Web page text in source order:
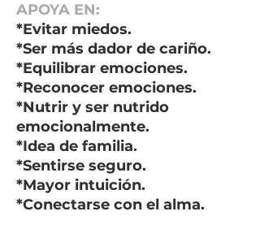
APOYA EN:
*Evitar miedos.
*Ser más dador de cariño.
*Equilibrar emociones.
*Reconocer emociones.
*Nutrir y ser nutrido
emocionalmente.
*Idea de familia.
*Sentirse seguro.
*Mayor intuición.
*Conectarse con el alma.